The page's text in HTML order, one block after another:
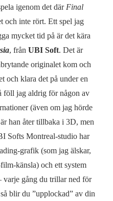
igenom det där Final
och inte rört. Ett spel jag
mycket tid på är det kära
, från UBI Soft. Det är
originalet kom och
och klara det på under en
föll jag aldrig för någon av
(även om jag hörde
han åter tillbaka i 3D, men
Softs Montreal-studio har
grafik (som jag älskar,
känsla) och ett system
varje gång du trillar ned för
blir du ”upplockad” av din